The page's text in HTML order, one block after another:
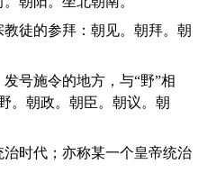
。朝政。朝臣。朝议。朝